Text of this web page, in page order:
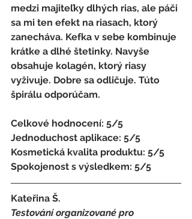
medzi majiteľky dlhých rias, ale páči
sa mi ten efekt na riasach, ktorý
zanecháva. Kefka v sebe kombinuje
krátke a dlhé štetinky. Navyše
obsahuje kolagén, ktorý riasy
vyživuje. Dobre sa odličuje. Túto
špirálu odporúčam.
Celkové hodnocení: 5/5
Jednoduchost aplikace: 5/5
Kosmetická kvalita produktu: 5/5
Spokojenost s výsledkem: 5/5
Kateřina Š.
Testování organizované pro